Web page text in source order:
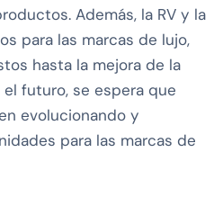
Además, la RV y la
para las marcas de lujo,
hasta la mejora de la
futuro, se espera que
evolucionando y
para las marcas de